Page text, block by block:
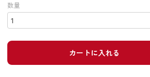
数量
カートに入れる